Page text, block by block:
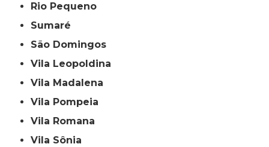
Rio Pequeno
Sumaré
São Domingos
Vila Leopoldina
Vila Madalena
Vila Pompeia
Vila Romana
Vila Sônia